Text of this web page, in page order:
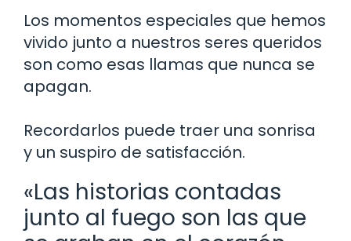
Los momentos especiales que hemos
vivido junto a nuestros seres queridos
son como esas llamas que nunca se
apagan.
Recordarlos puede traer una sonrisa
y un suspiro de satisfacción.
«Las historias contadas
junto al fuego son las que